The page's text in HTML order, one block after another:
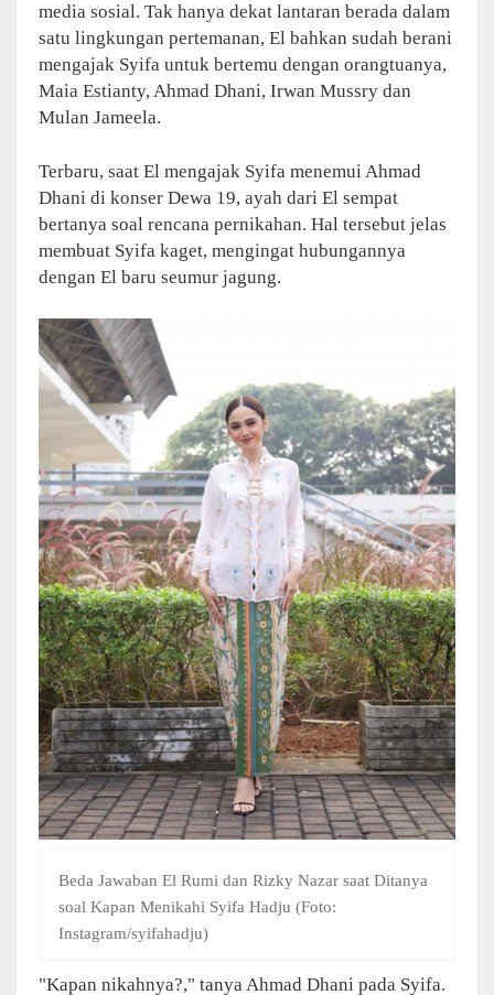
media sosial. Tak hanya dekat lantaran berada dalam
satu lingkungan pertemanan, El bahkan sudah berani
mengajak Syifa untuk bertemu dengan orangtuanya,
Maia Estianty, Ahmad Dhani, Irwan Mussry dan
Mulan Jameela.
Terbaru, saat El mengajak Syifa menemui Ahmad
Dhani di konser Dewa 19, ayah dari El sempat
bertanya soal rencana pernikahan. Hal tersebut jelas
membuat Syifa kaget, mengingat hubungannya
dengan El baru seumur jagung.
Beda Jawaban El Rumi dan Rizky Nazar saat Ditanya
soal Kapan Menikahi Syifa Hadju (Foto:
Instagram/syifahadju)
"Kapan nikahnya?," tanya Ahmad Dhani pada Syifa.